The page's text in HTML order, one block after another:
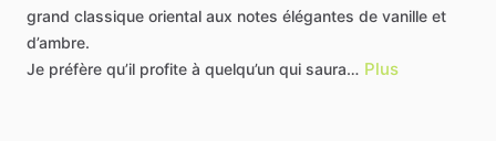
grand classique oriental aux notes élégantes de vanille et
d’ambre.
Je préfère qu’il profite à quelqu’un qui saura… Plus